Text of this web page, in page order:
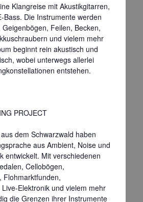
Klangreise mit Akustikgitarren,
Bass. Die Instrumente werden
Geigenbögen, Feilen, Becken,
und vielem mehr
beginnt rein akustisch und
wobei unterwegs allerlei
entstehen.
PROJECT
dem Schwarzwald haben
aus Ambient, Noise und
entwickelt. Mit verschiedenen
Cellobögen,
Flohmarktfunden,
Elektronik und vielem mehr
die Grenzen ihrer Instrumente